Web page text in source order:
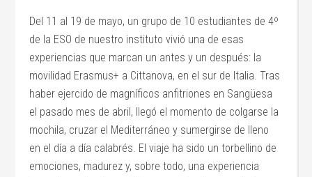
Del 11 al 19 de mayo, un grupo de 10 estudiantes de 4º
de la ESO de nuestro instituto vivió una de esas
experiencias que marcan un antes y un después: la
movilidad Erasmus+ a Cittanova, en el sur de Italia. Tras
haber ejercido de magníficos anfitriones en Sangüesa
el pasado mes de abril, llegó el momento de colgarse la
mochila, cruzar el Mediterráneo y sumergirse de lleno
en el día a día calabrés. El viaje ha sido un torbellino de
emociones, madurez y, sobre todo, una experiencia